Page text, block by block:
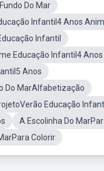
Do Mar
Infantil4 Anos
Infantil
Educação Infantil4 Anos
Anos
Do MarAlfabetização
Educação
A Escolinha Do
Colorir